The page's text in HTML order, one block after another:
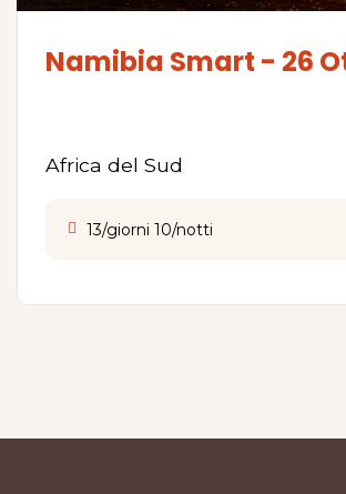
Namibia Smart - 26
Africa del Sud
13/giorni 10/notti